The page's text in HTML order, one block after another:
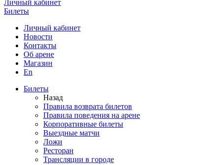
Личный кабинет
Билеты
Личный кабинет
Новости
Контакты
Об арене
Магазин
En
Билеты
Назад
Правила возврата билетов
Правила поведения на арене
Корпоративные билеты
Выездные матчи
Ложи
Ресторан
Трансляции в городе